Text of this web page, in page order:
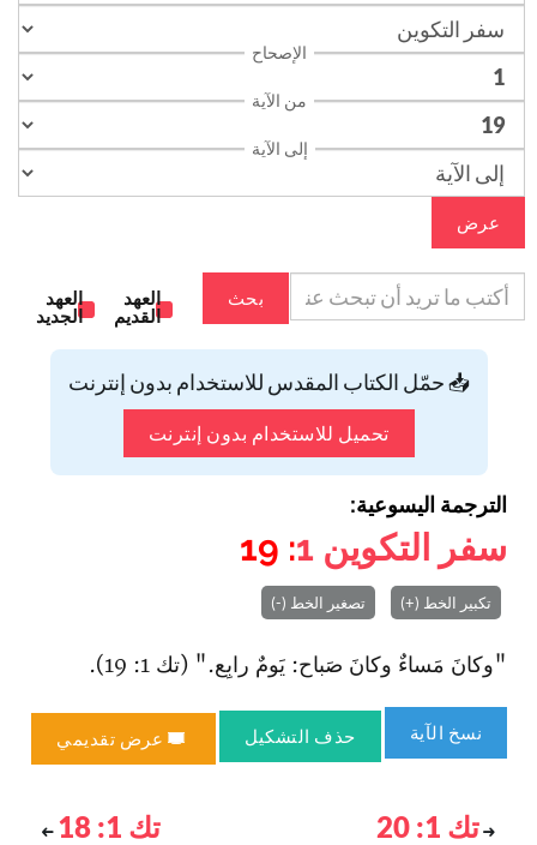
الإصحاح
من الآية
إلى الآية
عرض
بحث
العهد
القديم
العهد
الجديد
📥 حمّل الكتاب المقدس للاستخدام بدون إنترنت
تحميل للاستخدام بدون إنترنت
الترجمة اليسوعية:
سفر التكوين 1
: 19
تكبير الخط (+) تصغير الخط (-)
"وكانَ مَساءٌ وكانَ صَباح: يَومٌ رابِع." (تك 1: 19).
نسخ الآية حذف التشكيل عرض تقديمي
تك 1: 20 تك 1: 18